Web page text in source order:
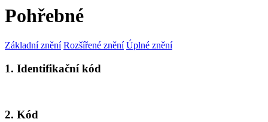
Pohřebné
Základní znění Rozšířené znění Úplné znění
1. Identifikační kód
2. Kód